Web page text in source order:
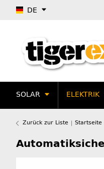
DE
SOLAR ELEKTRIK
Zurück zur Liste Startseite